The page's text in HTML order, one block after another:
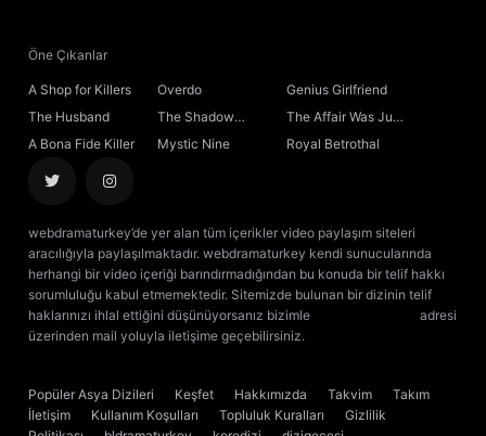
Öne Çıkanlar
A Shop for Killers Overdo
Genius Girlfriend
The Husband
The Shadow
Sovereign
The Affair Was Just
the Beginning
A Bona Fide Killer Mystic Nine Royal Betrothal
webdramaturkey’de yer alan tüm içerikler video paylaşım siteleri
aracılığıyla paylaşılmaktadır. webdramaturkey kendi sunucularında
herhangi bir video içeriği barındırmadığından bu konuda bir telif hakkı
sorumluluğu kabul etmemektedir. Sitemizde bulunan bir dizinin telif
haklarınızı ihlal ettiğini düşünüyorsanız bizimle
adresi
üzerinden mail yoluyla iletişime geçebilirsiniz.
Popüler Asya Dizileri Keşfet Hakkımızda Takvim
Takım
İletişim
Kullanım Koşulları Topluluk Kuralları
Gizlilik